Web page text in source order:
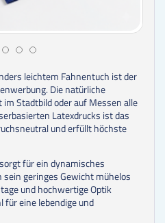
leichtem Fahnentuch ist der
Die natürliche
Stadtbild oder auf Messen alle
Latexdrucks ist das
und erfüllt höchste
für ein dynamisches
geringes Gewicht mühelos
und hochwertige Optik
für eine lebendige und